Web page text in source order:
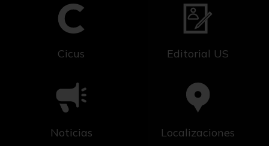
Cicus Editorial US
Noticias Localizaciones